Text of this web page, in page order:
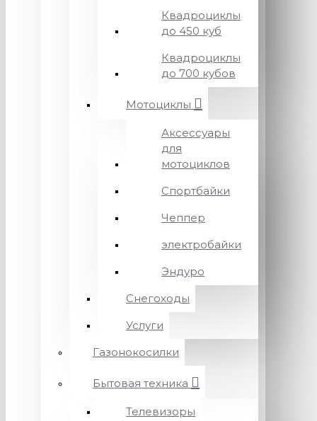
Квадроциклы
до 450 куб
Квадроциклы
до 700 кубов
Мотоциклы
Аксессуары
для
мотоциклов
Спортбайки
Чеппер
электробайки
Эндуро
Снегоходы
Услуги
Газонокосилки
Бытовая техника
Телевизоры